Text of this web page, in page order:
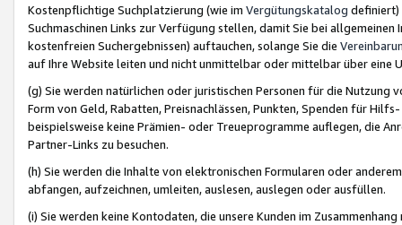
Kostenpflichtige Suchplatzierung (wie im Vergütungskatalog definiert)
Suchmaschinen Links zur Verfügung stellen, damit Sie bei
kostenfreien Suchergebnissen) auftauchen, solange Sie die
auf Ihre Website leiten und nicht unmittelbar oder mittelbar über eine
(g) Sie werden natürlichen oder juristischen Personen für die Nutzung
Form von Geld, Rabatten, Preisnachlässen, Punkten, Spenden für
beispielsweise keine Prämien- oder Treueprogramme auflegen, die
Partner-Links zu besuchen.
(h) Sie werden die Inhalte von elektronischen Formularen oder
abfangen, aufzeichnen, umleiten, auslesen, auslegen oder ausfüllen.
(i) Sie werden keine Kontodaten, die unsere Kunden im